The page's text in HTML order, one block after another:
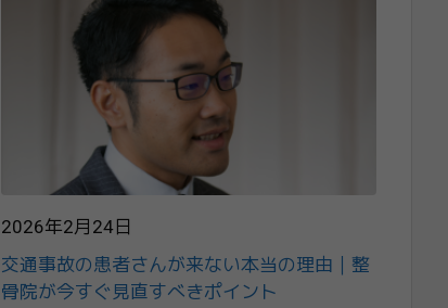
2026年2月24日
交通事故の患者さんが来ない本当の理由｜整
骨院が今すぐ見直すべきポイント